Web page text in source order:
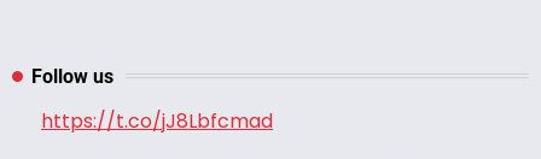
Follow us
https://t.co/jJ8Lbfcmad